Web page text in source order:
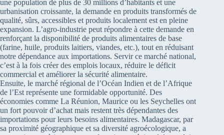
une population de plus de 30 millions d’habitants et une
urbanisation croissante, la demande en produits transformés de
qualité, sûrs, accessibles et produits localement est en pleine
expansion. L’agro-industrie peut répondre à cette demande en
renforçant la disponibilité de produits alimentaires de base
(farine, huile, produits laitiers, viandes, etc.), tout en réduisant
notre dépendance aux importations. Servir ce marché national,
c’est à la fois créer des emplois locaux, réduire le déficit
commercial et améliorer la sécurité alimentaire.
Ensuite, le marché régional de l’Océan Indien et de l’Afrique
de l’Est représente une formidable opportunité. Des
économies comme La Réunion, Maurice ou les Seychelles ont
un fort pouvoir d’achat mais restent très dépendantes des
importations pour leurs besoins alimentaires. Madagascar, par
sa proximité géographique et sa diversité agroécologique, a